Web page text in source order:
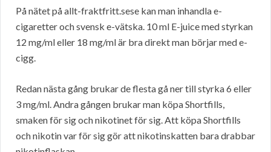
På nätet på allt-fraktfritt.sese kan man inhandla e-
cigaretter och svensk e-vätska. 10 ml E-juice med styrkan
12 mg/ml eller 18 mg/ml är bra direkt man börjar med e-
cigg.
Redan nästa gång brukar de flesta gå ner till styrka 6 eller
3 mg/ml. Andra gången brukar man köpa Shortfills,
smaken för sig och nikotinet för sig. Att köpa Shortfills
och nikotin var för sig gör att nikotinskatten bara drabbar